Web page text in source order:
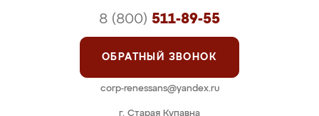
г. Старая Купавна
8 (800) 511-89-55
ОБРАТНЫЙ ЗВОНОК
corp-renessans@yandex.ru